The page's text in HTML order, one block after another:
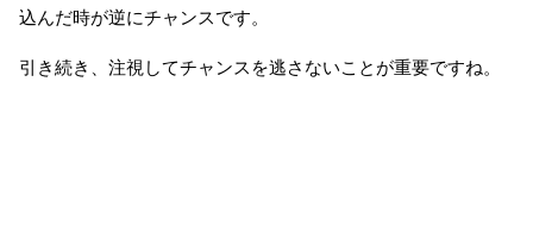
込んだ時が逆にチャンスです。
引き続き、注視してチャンスを逃さないことが重要ですね。